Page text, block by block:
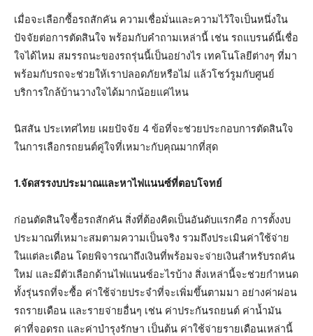
เมื่อจะเลือกซื้อรถสักคัน ความเชื่อมั่นและความไว้ใจเป็นหนึ่งใน
ปัจจัยต่อการตัดสินใจ พร้อมกับคำถามเหล่านี้ เช่น รถแบรนด์นี้เชื่อ
ใจได้ไหม สมรรถนะของรถรุ่นนี้เป็นอย่างไร เทคโนโลยีต่างๆ ที่มา
พร้อมกับรถจะช่วยให้เราปลอดภัยหรือไม่ แล้วโชว์รูมกับศูนย์
บริการใกล้บ้านวางใจได้มากน้อยแค่ไหน
นิสสัน ประเทศไทย เผยปัจจัย 4 ข้อที่จะช่วยประกอบการตัดสินใจ
ในการเลือกรถยนต์คู่ใจที่เหมาะกับคุณมากที่สุด
1.จัดสรรงบประมาณและหาไฟแนนซ์ที่ตอบโจทย์
ก่อนตัดสินใจซื้อรถสักคัน สิ่งที่ต้องคิดเป็นอันดับแรกคือ การตั้งงบ
ประมาณที่เหมาะสมตามความเป็นจริง รวมถึงประเมินค่าใช้จ่าย
ในแต่ละเดือน โดยพิจารณาถึงเงินที่พร้อมจะจ่ายเงินสำหรับรถคัน
ใหม่ และมีตัวเลือกด้านไฟแนนซ์อะไรบ้าง สิ่งเหล่านี้จะช่วยกำหนด
ทั้งรุ่นรถที่จะซื้อ ค่าใช้จ่ายประจำที่จะเพิ่มขึ้นตามมา อย่างค่าผ่อน
รถรายเดือน และรายจ่ายอื่นๆ เช่น ค่าประกันรถยนต์ ค่าน้ำมัน
ค่าที่จอดรถ และค่าบำรุงรักษา เป็นต้น ค่าใช้จ่ายรายเดือนเหล่านี้